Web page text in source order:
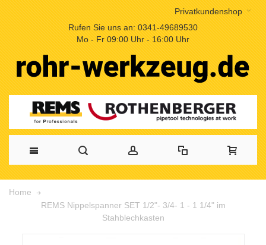
Privatkundenshop
Rufen Sie uns an: 0341-49689530
Mo - Fr 09:00 Uhr - 16:00 Uhr
Home
REMS Nippelspanner SET 1/2"- 3/4- 1 - 1 1/4" im
Stahblechkasten